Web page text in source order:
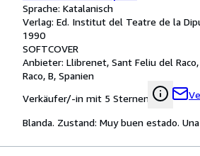
Sprache: Katalanisch
Verlag: Ed. Institut del Teatre de la
1990
SOFTCOVER
Anbieter: Llibrenet, Sant Feliu del Raco,
Raco, B, Spanien
Verkäufer/-in mit 5 Sternen
Blanda. Zustand: Muy buen estado.